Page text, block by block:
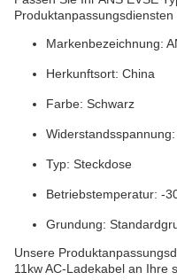
Produktanpassungsdiensten
Markenbezeichnung:
Herkunftsort: China
Farbe: Schwarz
Typ: Steckdose
Betriebstemperatur: -
Grundung:
Unsere
11kw AC-Ladekabel an Ihre